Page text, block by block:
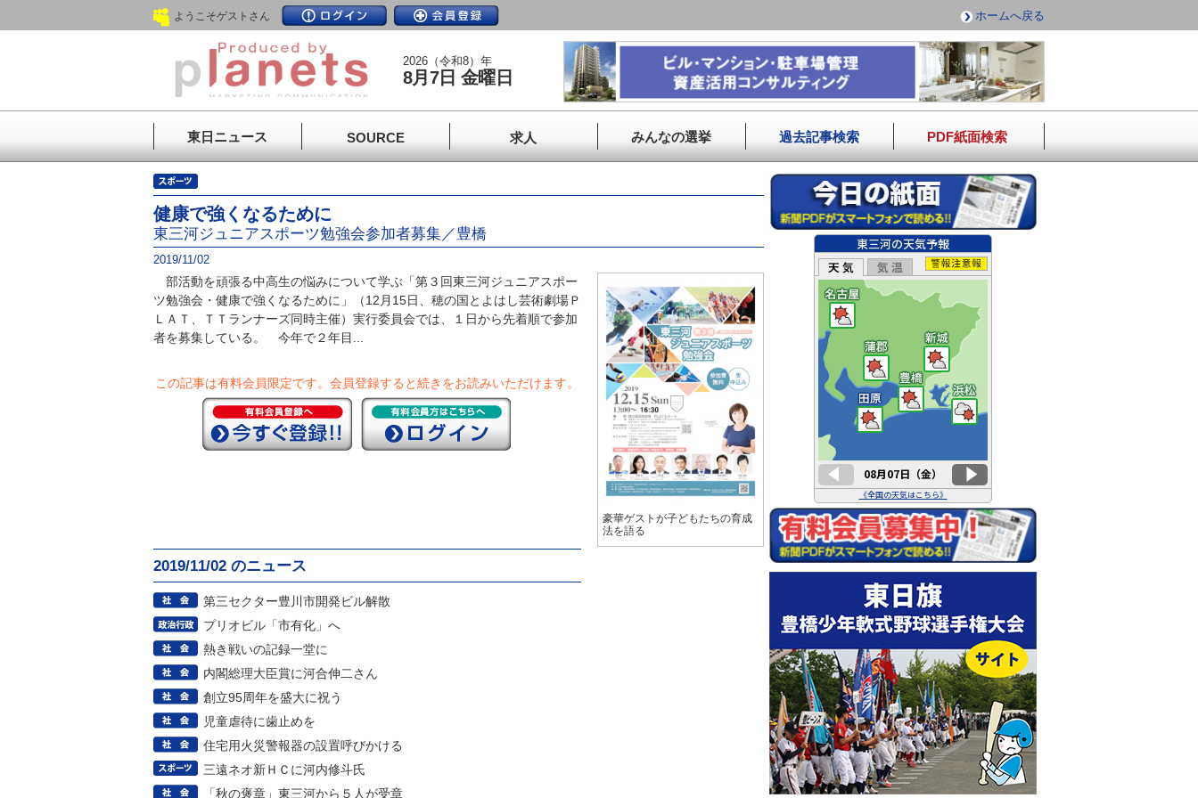
ようこそゲストさん ホームへ戻る
2026（令和8）年
8月7日 金曜日
東日ニュース SOURCE 求人 みんなの選挙 過去記事検索 PDF紙面検索
健康で強くなるために
東三河ジュニアスポーツ勉強会参加者募集／豊橋
2019/11/02
部活動を頑張る中高生の悩みについて学ぶ「第３回東三河ジュニアスポー
ツ勉強会・健康で強くなるために」（12月15日、穂の国とよはし芸術劇場Ｐ
ＬＡＴ、ＴＴランナーズ同時主催）実行委員会では、１日から先着順で参加
者を募集している。 今年で２年目...
この記事は有料会員限定です。 会員登録すると続きをお読みいただけます。
2019/11/02 のニュース
第三セクター豊川市開発ビル解散
プリオビル「市有化」へ
熱き戦いの記録一堂に
内閣総理大臣賞に河合伸二さん
創立95周年を盛大に祝う
児童虐待に歯止めを
住宅用火災警報器の設置呼びかける
三遠ネオ新ＨＣに河内修斗氏
「秋の褒章」東三河から５人が受章
豪華ゲストが子どもたちの育成
法を語る